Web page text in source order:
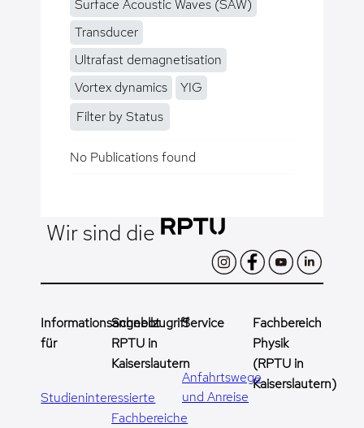
Surface Acoustic Waves (SAW)
Transducer
Ultrafast demagnetisation
Vortex dynamics
YIG
Filter by Status
No Publications found
Wir sind die
Informationsangebot
für
Studieninteressierte
Schnellzugriff
RPTU in
Kaiserslautern
Fachbereiche
Service
Anfahrtswege
und Anreise
Fachbereich
Physik
(RPTU in
Kaiserslautern)